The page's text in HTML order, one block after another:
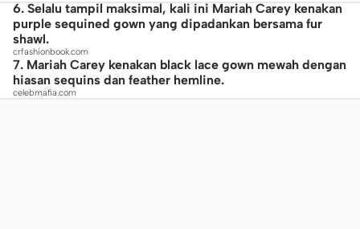
6. Selalu tampil maksimal, kali ini Mariah Carey kenakan
purple sequined gown yang dipadankan bersama fur
shawl.
crfashionbook.com
7. Mariah Carey kenakan black lace gown mewah dengan
hiasan sequins dan feather hemline.
celebmafia.com